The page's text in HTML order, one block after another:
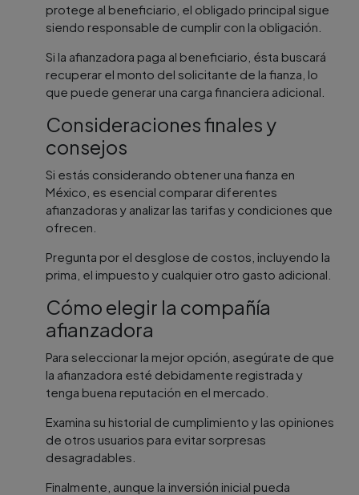
protege al beneficiario, el obligado principal sigue
siendo responsable de cumplir con la obligación.
Si la afianzadora paga al beneficiario, ésta buscará
recuperar el monto del solicitante de la fianza, lo
que puede generar una carga financiera adicional.
Consideraciones finales y
consejos
Si estás considerando obtener una fianza en
México, es esencial comparar diferentes
afianzadoras y analizar las tarifas y condiciones que
ofrecen.
Pregunta por el desglose de costos, incluyendo la
prima, el impuesto y cualquier otro gasto adicional.
Cómo elegir la compañía
afianzadora
Para seleccionar la mejor opción, asegúrate de que
la afianzadora esté debidamente registrada y
tenga buena reputación en el mercado.
Examina su historial de cumplimiento y las opiniones
de otros usuarios para evitar sorpresas
desagradables.
Finalmente, aunque la inversión inicial pueda